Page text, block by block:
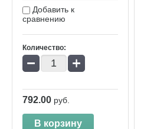
Добавить к
сравнению
Количество:
− +
792.00 руб.
В корзину